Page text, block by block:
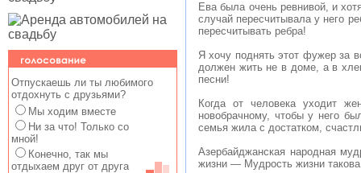
Отпускаешь ли ты любимого
отдохнуть с друзьями?
Мы ходим вместе
Ни за что! Только со
мной!
Конечно, так мы
отдыхаем друг от друга
Ева была очень ревнивой, и
случай пересчитывала у него
пересчитывать ребра!
Я хочу поднять этот фужер за
должен жить не в доме, а в
песни!
Когда от человека уходит
новобрачному, чтобы у него
семья жила с достатком,
Азербайджанская народная
жизни — Мудрость жизни